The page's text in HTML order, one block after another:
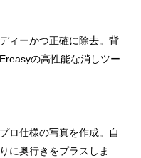
ィーかつ正確に除去。背
の高性能な消しツー
ロ仕様の写真を作成。自
に奥行きをプラスしま